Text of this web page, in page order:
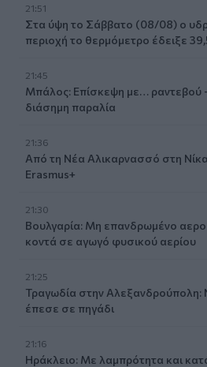
21:51
Στα ύψη το Σάββατο (08/08) ο
περιοχή το θερμόμετρο έδειξε
21:45
Μπάλος: Επίσκεψη με… ραντεβού -
διάσημη παραλία
21:36
Από τη Νέα Αλικαρνασσό στη
Erasmus+
21:30
Βουλγαρία: Μη επανδρωμένο
κοντά σε αγωγό φυσικού αερίου
21:25
Τραγωδία στην Αλεξανδρούπολη:
έπεσε σε πηγάδι
21:16
Ηράκλειο: Με λαμπρότητα και